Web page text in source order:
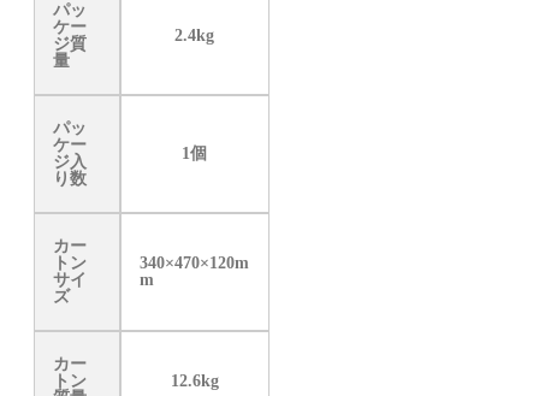
パッ
ケー
ジ質
量
2.4kg
パッ
ケー
ジ入
り数
1個
カー
トン
サイ
ズ
340×470×120m
m
カー
トン
12.6kg